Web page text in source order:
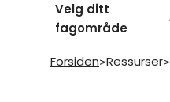
Velg ditt
fagområde
Forsiden>Ressurser>